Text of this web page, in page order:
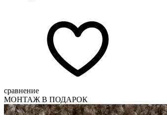
сравнение
МОНТАЖ В ПОДАРОК